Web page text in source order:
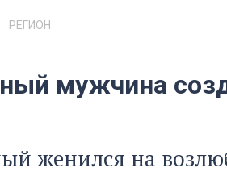
РЕГИОН
мужчина
женился на